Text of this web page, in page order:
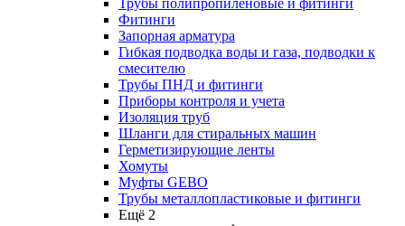
Трубы полипропиленовые и фитинги
Фитинги
Запорная арматура
Гибкая подводка воды и газа, подводки к
смесителю
Трубы ПНД и фитинги
Приборы контроля и учета
Изоляция труб
Шланги для стиральных машин
Герметизирующие ленты
Хомуты
Муфты GEBO
Трубы металлопластиковые и фитинги
Ещё 2